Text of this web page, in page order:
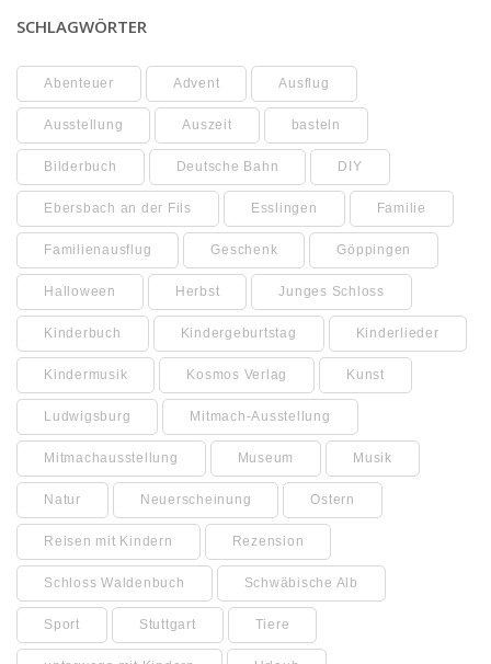
SCHLAGWÖRTER
Abenteuer Advent Ausflug
Ausstellung Auszeit basteln
Bilderbuch Deutsche Bahn DIY
Ebersbach an der Fils Esslingen Familie
Familienausflug Geschenk Göppingen
Halloween Herbst Junges Schloss
Kinderbuch Kindergeburtstag Kinderlieder
Kindermusik Kosmos Verlag Kunst
Ludwigsburg Mitmach-Ausstellung
Mitmachausstellung Museum Musik
Natur Neuerscheinung Ostern
Reisen mit Kindern Rezension
Schloss Waldenbuch Schwäbische Alb
Sport Stuttgart Tiere